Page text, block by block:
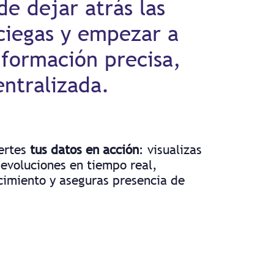
dejar atrás las
y empezar a
precisa,
tus datos en acción: visualizas
en tiempo real,
y aseguras presencia de